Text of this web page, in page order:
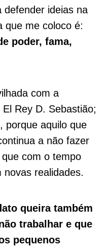
defender ideias na
que me coloco é:
poder, fama,
com a
Rey D. Sebastião;
porque aquilo que
a não fazer
com o tempo
realidades.
queira também
trabalhar e que
pequenos